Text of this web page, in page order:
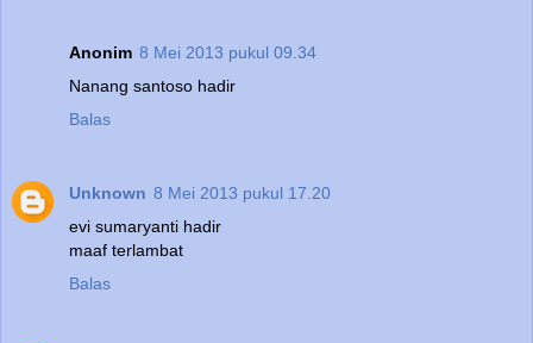
Anonim 8 Mei 2013 pukul 09.34
Nanang santoso hadir
Balas
Unknown 8 Mei 2013 pukul 17.20
evi sumaryanti hadir
maaf terlambat
Balas